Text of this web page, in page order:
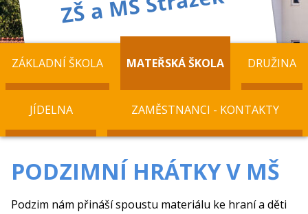
ZÁKLADNÍ ŠKOLA MATEŘSKÁ ŠKOLA DRUŽINA
JÍDELNA ZAMĚSTNANCI - KONTAKTY
PODZIMNÍ HRÁTKY V MŠ
Podzim nám přináší spoustu materiálu ke hraní a děti